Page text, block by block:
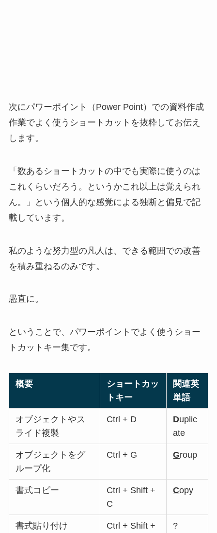
次にパワーポイント（Power Point）での資料作成
作業でよく使うショートカットを抜粋してお伝え
します。
「数あるショートカットの中でも実際に使うのは
これくらいだろう。というかこれ以上は覚えられ
ん。」という個人的な感覚による独断と偏見で記
載しています。
私のような努力型の凡人は、できる範囲での改善
を積み重ねるのみです。
愚直に。
ということで、パワーポイントでよく使うショー
トカットキー集です。
概要
ショートカッ
トキー
関連英
単語
オブジェクトやス
ライド複製
Ctrl + D Duplic
ate
オブジェクトをグ
ループ化
Ctrl + G Group
書式コピー
Ctrl + Shift +
C
Copy
書式貼り付け
Ctrl + Shift +
?